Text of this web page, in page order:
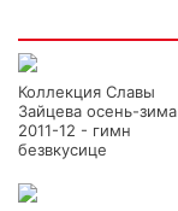
Коллекция Славы
Зайцева осень-зима
2011-12 - гимн
безвкусице